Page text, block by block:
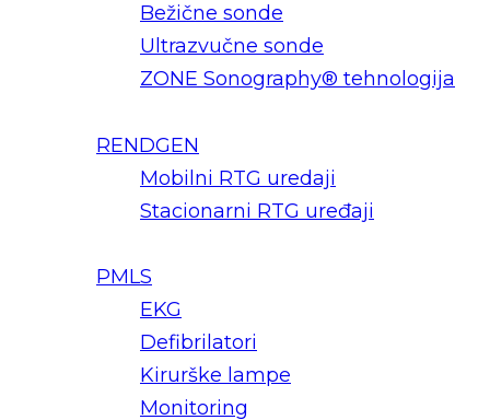
Bežične sonde
Ultrazvučne sonde
ZONE Sonography® tehnologija
RENDGEN
Mobilni RTG uredaji
Stacionarni RTG uređaji
PMLS
EKG
Defibrilatori
Kirurške lampe
Monitoring